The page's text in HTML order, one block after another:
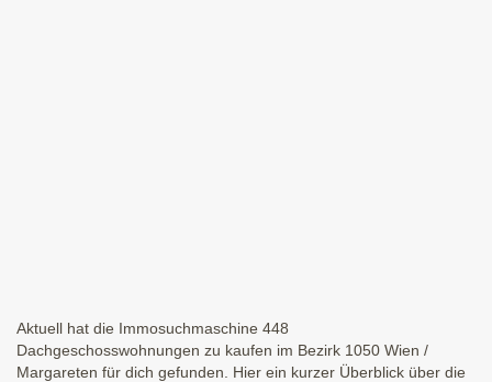
Aktuell hat die Immosuchmaschine 448
Dachgeschosswohnungen zu kaufen im Bezirk 1050 Wien /
Margareten für dich gefunden. Hier ein kurzer Überblick über die